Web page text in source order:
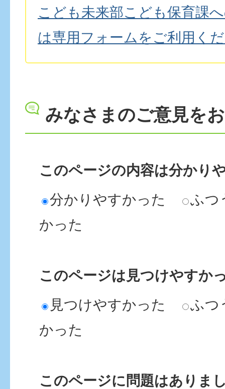
こども未来部こども保育課
は専用フォームをご利用く
みなさまのご意見を
このページの内容は分かり
分かりやすかった
ふつ
かった
このページは見つけやすか
見つけやすかった
ふつ
かった
このページに問題はありま